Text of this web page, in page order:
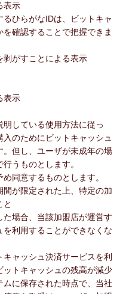
表示
ひらがなIDは、ビットキャ
確認することで把握できま
剥がすことによる表示
表示
している使用方法に従っ
のためにビットキャッシュ
但し、ユーザが未成年の場
うものとします。
同意するものとします。
間が限定された上、特定の加
と
た場合、当該加盟店が運営す
利用することができなくな
ャッシュ決済サービスを利
ットキャッシュの残高が減少
ムに保存された時点で、当社